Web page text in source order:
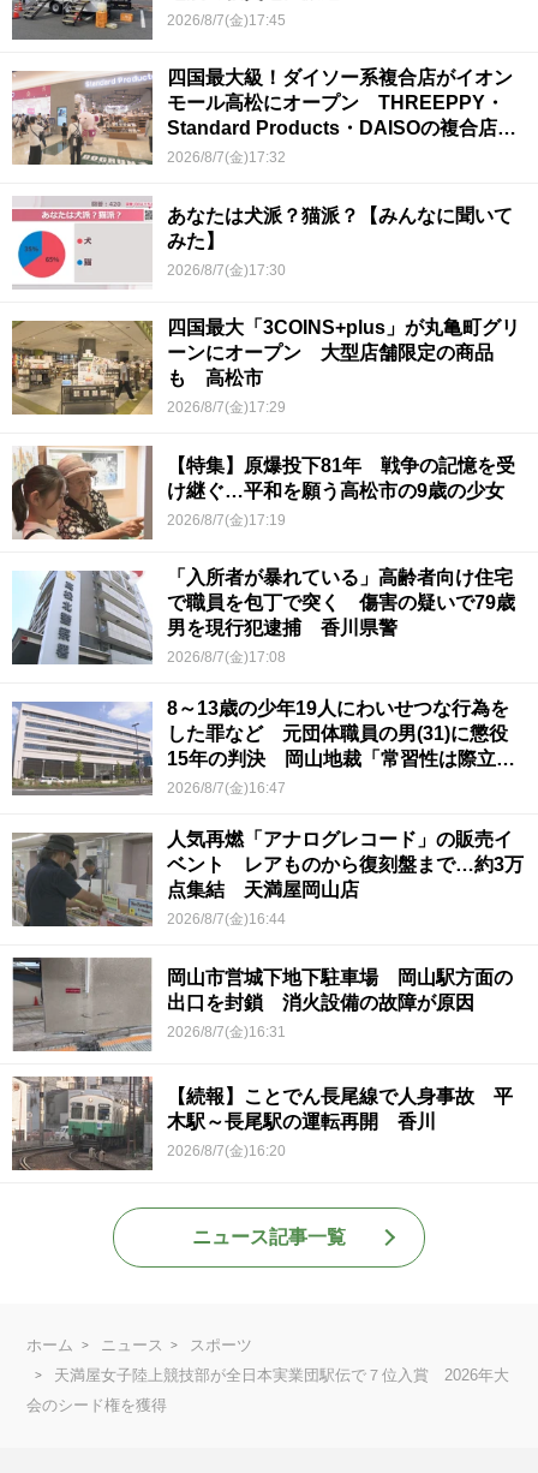
2026/8/7(金)17:45
四国最大級！ダイソー系複合店がイオン
モール高松にオープン THREEPPY・
Standard Products・DAISOの複合店は
香川県初
2026/8/7(金)17:32
あなたは犬派？猫派？【みんなに聞いて
みた】
2026/8/7(金)17:30
四国最大「3COINS+plus」が丸亀町グリ
ーンにオープン 大型店舗限定の商品
も 高松市
2026/8/7(金)17:29
【特集】原爆投下81年 戦争の記憶を受
け継ぐ…平和を願う高松市の9歳の少女
2026/8/7(金)17:19
「入所者が暴れている」高齢者向け住宅
で職員を包丁で突く 傷害の疑いで79歳
男を現行犯逮捕 香川県警
2026/8/7(金)17:08
8～13歳の少年19人にわいせつな行為を
した罪など 元団体職員の男(31)に懲役
15年の判決 岡山地裁「常習性は際立っ
ていて被害結果も非常に重い」
2026/8/7(金)16:47
人気再燃「アナログレコード」の販売イ
ベント レアものから復刻盤まで…約3万
点集結 天満屋岡山店
2026/8/7(金)16:44
岡山市営城下地下駐車場 岡山駅方面の
出口を封鎖 消火設備の故障が原因
2026/8/7(金)16:31
【続報】ことでん長尾線で人身事故 平
木駅～長尾駅の運転再開 香川
2026/8/7(金)16:20
ニュース記事一覧
ホーム ニュース
スポーツ
天満屋女子陸上競技部が全日本実業団駅伝で７位入賞 2026年大
会のシード権を獲得